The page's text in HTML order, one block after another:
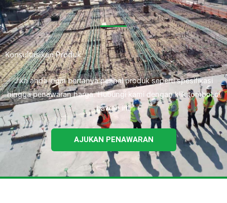
Konsultasikan Produk
Jika anda ingin bertanya perihal produk seperti spesifikasi
hingga penawaran harga. Hubungi kami dengan klik tombol di
bawah ini.
AJUKAN PENAWARAN